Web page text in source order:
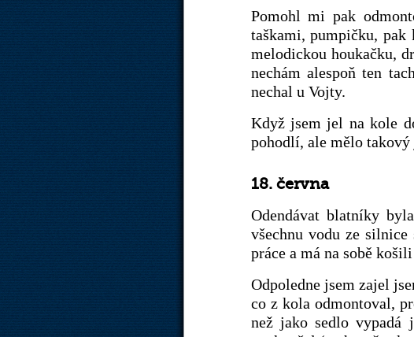
Pomohl mi pak
taškami, pumpičku, pak
melodickou houkačku,
nechám alespoň ten
nechal u Vojty.
Když jsem jel na kole
pohodlí, ale mělo
18. června
Odendávat blatníky
všechnu vodu ze
práce a má na sobě
Odpoledne jsem zajel
co z kola odmontoval,
než jako sedlo vypadá